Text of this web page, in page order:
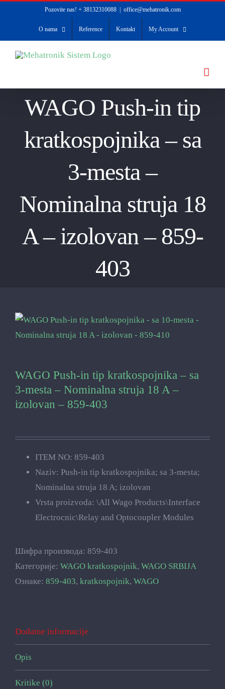
Pozovite nas! + 38132310088 office@mehatronik.com
O nama Reference Kontakt My Account
WAGO Push-in tip
kratkospojnika – sa
3-mesta –
Nominalna struja 18
A – izolovan – 859-
403
WAGO Push-in tip kratkospojnika – sa
3-mesta – Nominalna struja 18 A –
izolovan – 859-403
ITEM NO: 859-403
Naziv: Push-in tip kratkospojnika; sa 3-mesta;
Nominalna struja 18 A; izolovan
Vrsta proizvoda: \All Wago Products\Interface
Electrocnic\Relay and Optocoupler Modules
Шифра производа: 859-403
Категорије: WAGO kratkospojnik, WAGO SRBIJA
Ознаке: 859-403, kratkospojnik, WAGO
Dodatne informacije
Opis
Kritike (0)